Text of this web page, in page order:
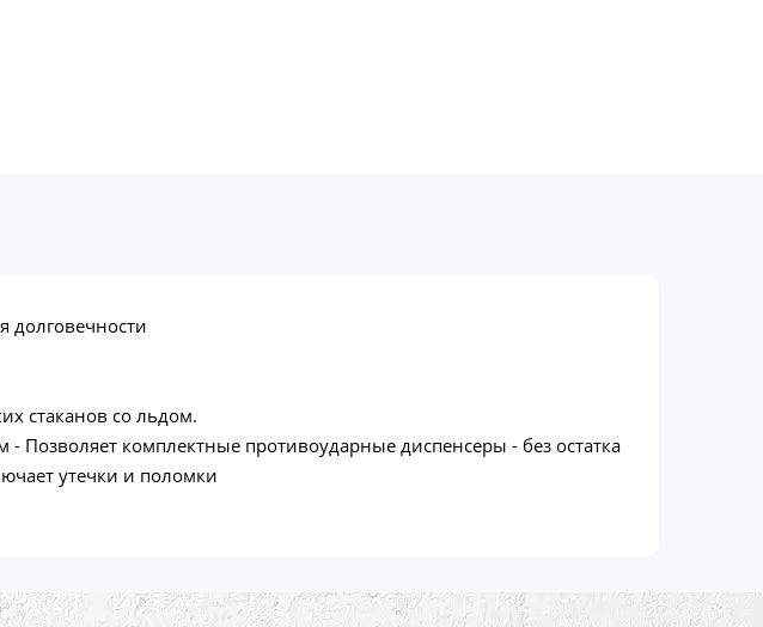
долговечности
стаканов со льдом.
комплектные противоударные диспенсеры - без остатка
утечки и поломки